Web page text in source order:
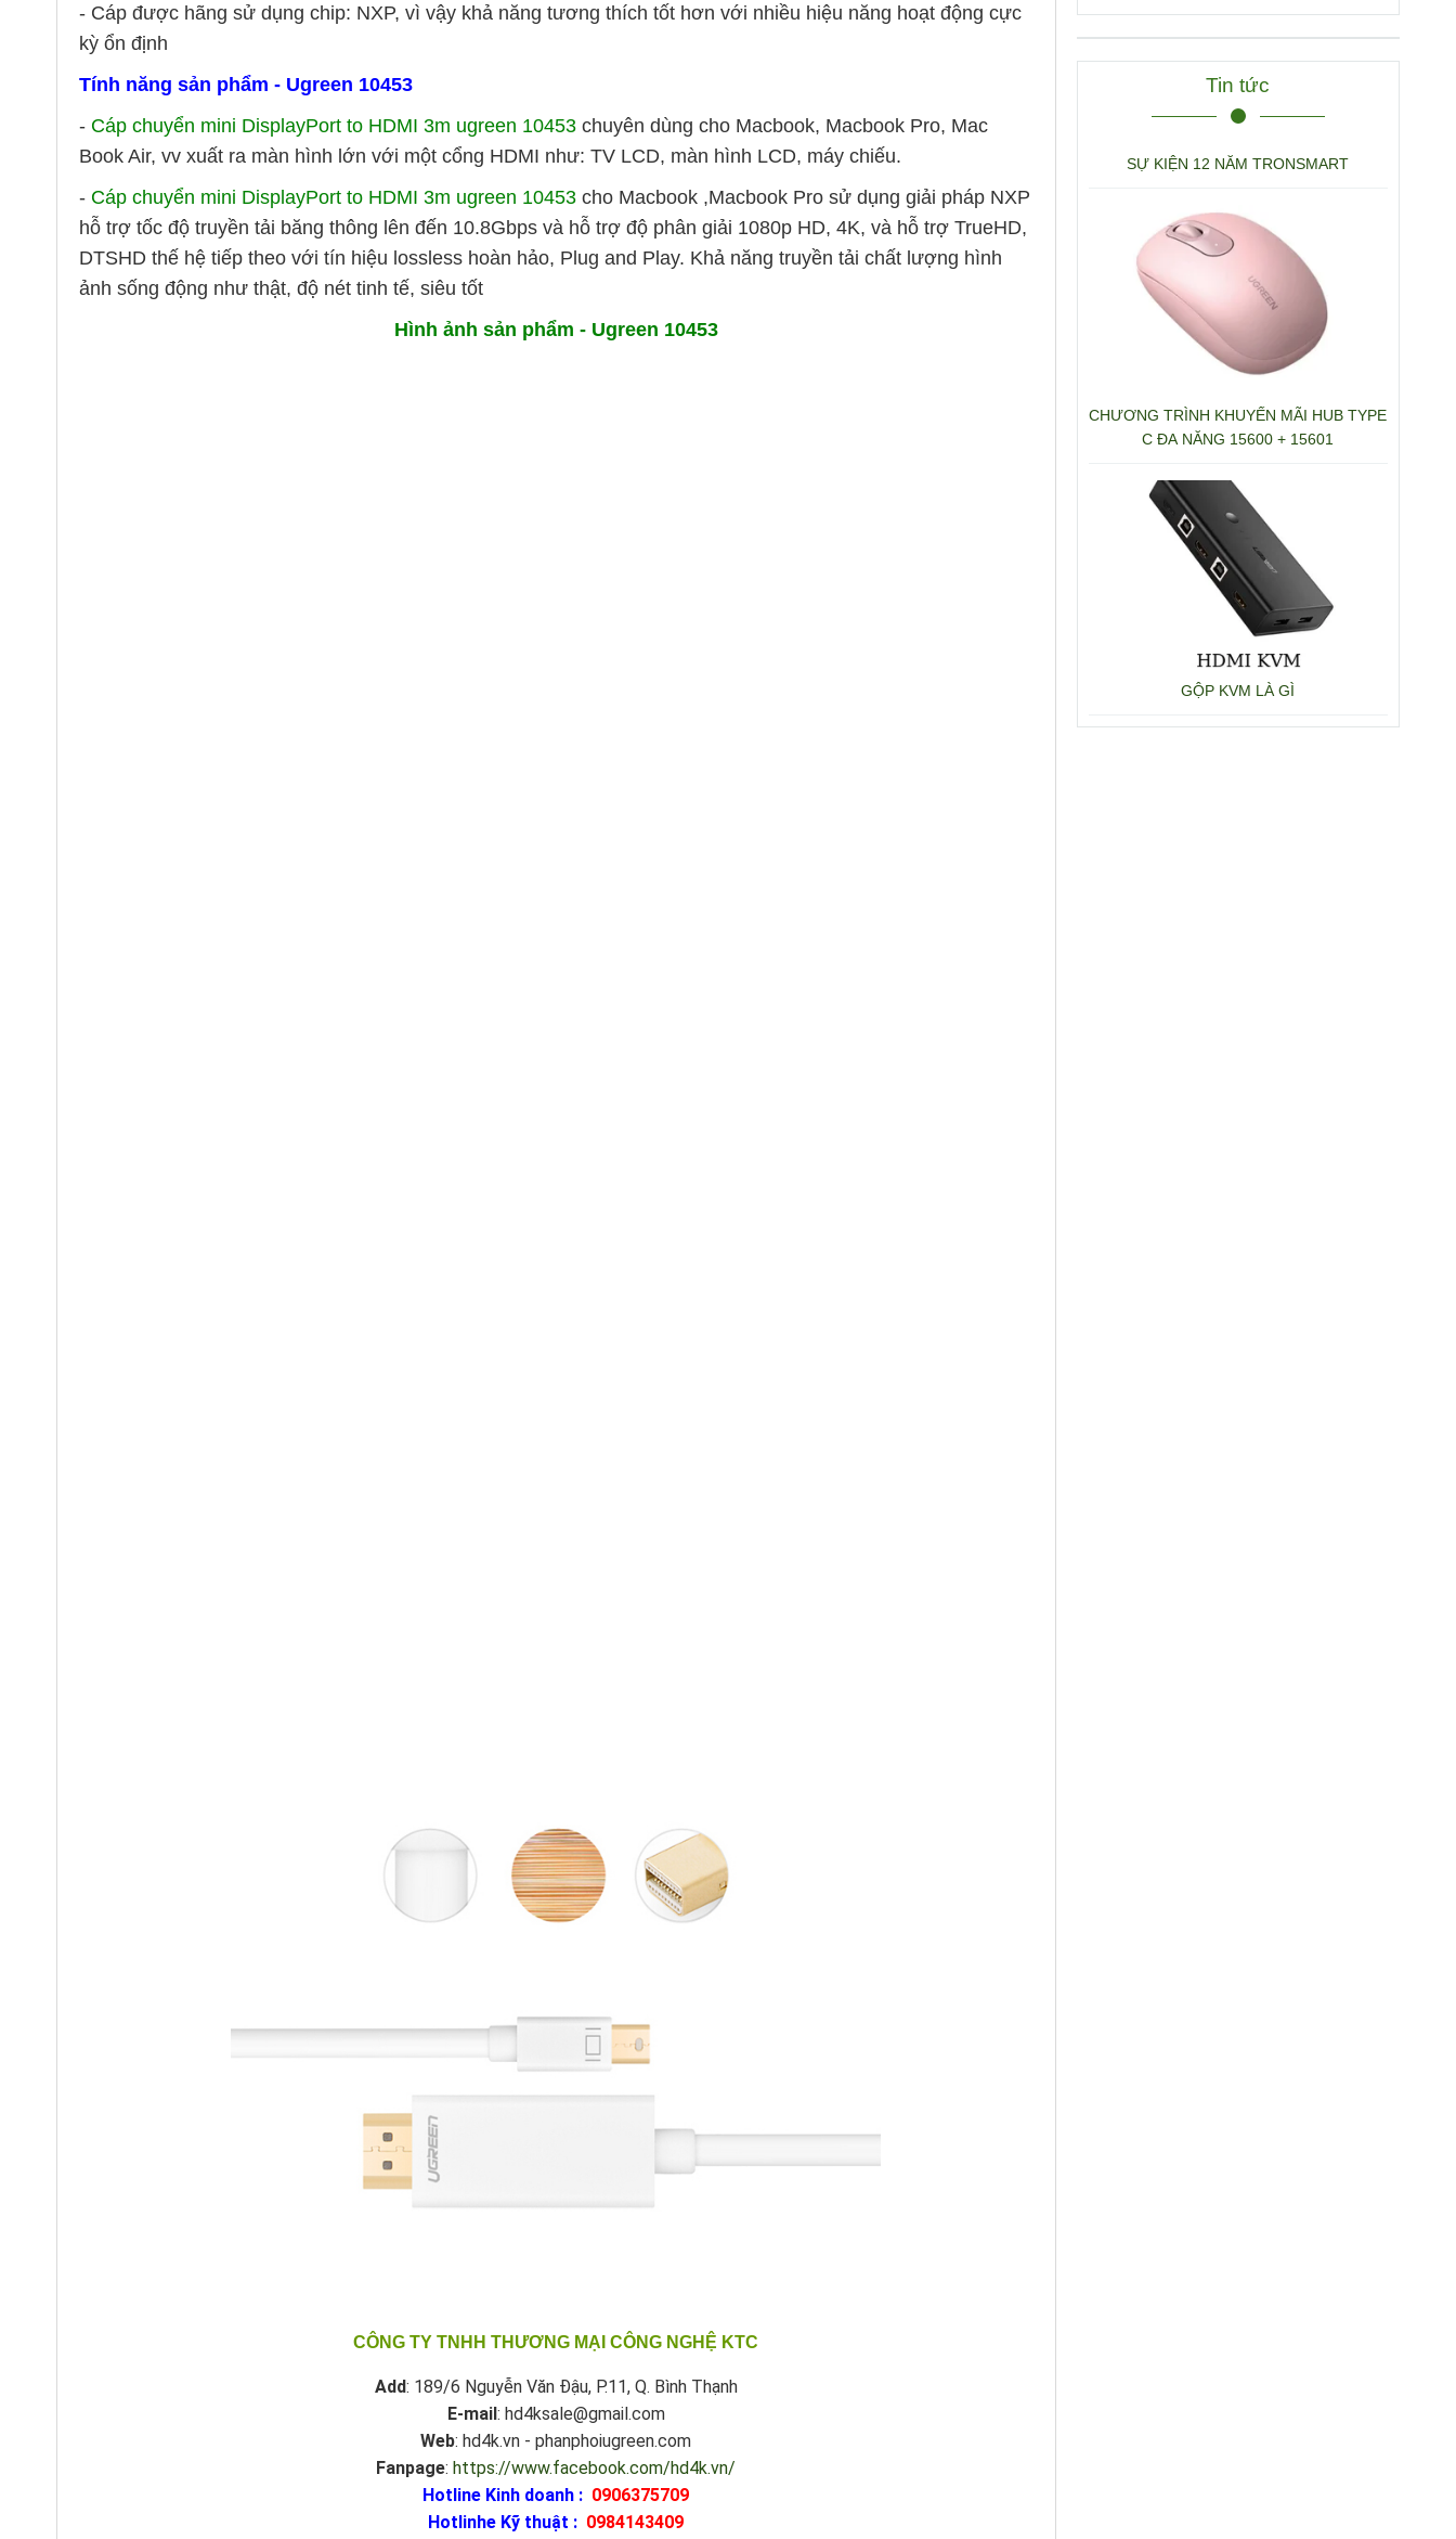
- Cáp được hãng sử dụng chip: NXP, vì vậy khả năng tương thích tốt hơn với nhiều hiệu năng hoạt động cực
kỳ ổn định
Tính năng sản phẩm - Ugreen 10453
- Cáp chuyển mini DisplayPort to HDMI 3m ugreen 10453 chuyên dùng cho Macbook, Macbook Pro, Mac
Book Air, vv xuất ra màn hình lớn với một cổng HDMI như: TV LCD, màn hình LCD, máy chiếu.
- Cáp chuyển mini DisplayPort to HDMI 3m ugreen 10453 cho Macbook ,Macbook Pro sử dụng giải pháp NXP
hỗ trợ tốc độ truyền tải băng thông lên đến 10.8Gbps và hỗ trợ độ phân giải 1080p HD, 4K, và hỗ trợ TrueHD,
DTSHD thế hệ tiếp theo với tín hiệu lossless hoàn hảo, Plug and Play. Khả năng truyền tải chất lượng hình
ảnh sống động như thật, độ nét tinh tế, siêu tốt
Hình ảnh sản phẩm - Ugreen 10453
CÔNG TY TNHH THƯƠNG MẠI CÔNG NGHỆ KTC
Add: 189/6 Nguyễn Văn Đậu, P.11, Q. Bình Thạnh
E-mail: hd4ksale@gmail.com
Web: hd4k.vn - phanphoiugreen.com
Fanpage:https://www.facebook.com/hd4k.vn/
Hotline Kinh doanh : 0906375709
Hotlinhe Kỹ thuật : 0984143409
Tin tức
SỰ KIỆN 12 NĂM TRONSMART
CHƯƠNG TRÌNH KHUYẾN MÃI HUB TYPE
C ĐA NĂNG 15600 + 15601
GỘP KVM LÀ GÌ